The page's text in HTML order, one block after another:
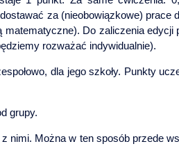
za (nieobowiązkowe) prace
Do zaliczenia edycji
rozważać indywidualnie).
dla jego szkoły. Punkty
grupy.
nimi. Można w ten sposób przede